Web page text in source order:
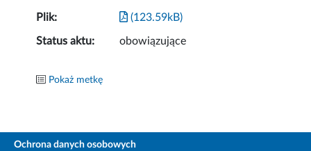
Plik: (123.59kB)
Status aktu: obowiązujące
Pokaż metkę
Ochrona danych osobowych